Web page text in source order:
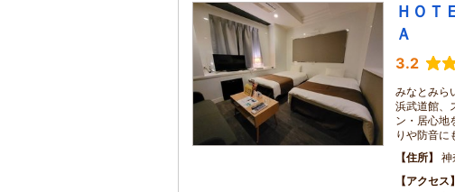
ＨＯ
Ａ
3.2
みなとみら
浜武道館、
ン・居心地
りや防音に
住所
神
アクセス